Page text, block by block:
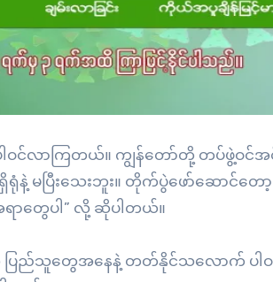
ါဝင်လာကြတယ်။ ကျွန်တော်တို့ တပ်ဖွဲ့ဝင်အ
ပြီးသေးဘူး။ တိုက်ပွဲဖော်ဆောင်တ
တွေပါ” လို့ ဆိုပါတယ်။
သူတွေအနေနဲ့ တတ်နိုင်သလောက် ပါဝင်